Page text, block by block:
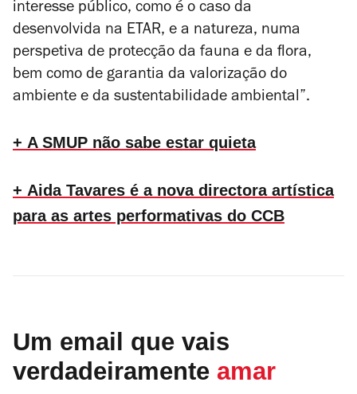
interesse público, como é o caso da
desenvolvida na ETAR, e a natureza, numa
perspetiva de protecção da fauna e da flora,
bem como de garantia da valorização do
ambiente e da sustentabilidade ambiental”.
+ A SMUP não sabe estar quieta
+ Aida Tavares é a nova directora artística
para as artes performativas do CCB
Um email que vais
verdadeiramente amar